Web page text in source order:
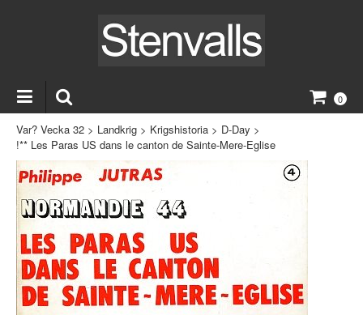
0
Var? Vecka 32 > Landkrig > Krigshistoria > D-Day >
!** Les Paras US dans le canton de Sainte-Mere-Eglise